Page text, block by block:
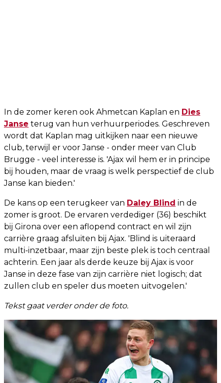
In de zomer keren ook Ahmetcan Kaplan en Dies
Janse terug van hun verhuurperiodes. Geschreven
wordt dat Kaplan mag uitkijken naar een nieuwe
club, terwijl er voor Janse - onder meer van Club
Brugge - veel interesse is. 'Ajax wil hem er in principe
bij houden, maar de vraag is welk perspectief de club
Janse kan bieden.'
De kans op een terugkeer van Daley Blind in de
zomer is groot. De ervaren verdediger (36) beschikt
bij Girona over een aflopend contract en wil zijn
carrière graag afsluiten bij Ajax. 'Blind is uiteraard
multi-inzetbaar, maar zijn beste plek is toch centraal
achterin. Een jaar als derde keuze bij Ajax is voor
Janse in deze fase van zijn carrière niet logisch; dat
zullen club en speler dus moeten uitvogelen.'
Tekst gaat verder onder de foto.